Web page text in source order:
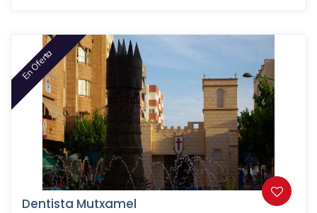
En Oferta
Dentista Mutxamel